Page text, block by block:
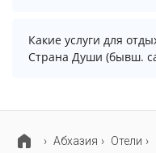
Проживание с
Какие услуги для
Страна Души (бывш.
площадка.
Абхазия Отели